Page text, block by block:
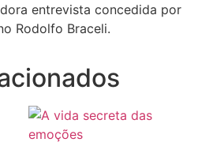
entrevista concedida por
Rodolfo Braceli.